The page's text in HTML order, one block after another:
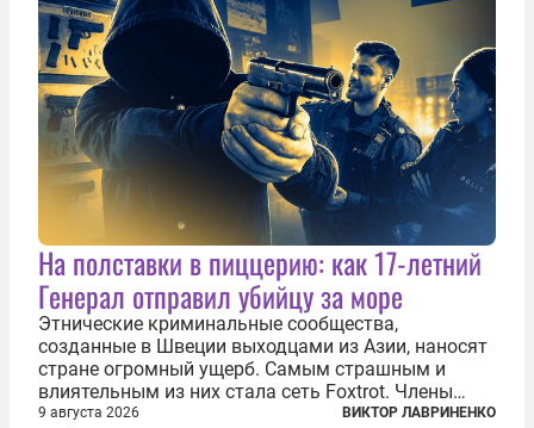
На полставки в пиццерию: как 17-летний
Генерал отправил убийцу за море
Этнические криминальные сообщества,
созданные в Швеции выходцами из Азии, наносят
стране огромный ущерб. Самым страшным и
влиятельным из них стала сеть Foxtrot. Члены
этой сети не только убивают и грабят шведов,
9 августа 2026 ВИКТОР ЛАВРИНЕНКО